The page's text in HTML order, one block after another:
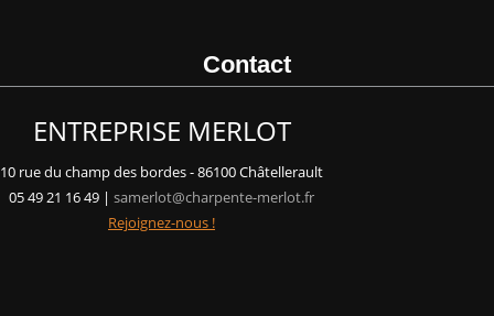
Contact
ENTREPRISE MERLOT
10 rue du champ des bordes - 86100 Châtellerault
05 49 21 16 49 | samerlot@charpente-merlot.fr
Rejoignez-nous !